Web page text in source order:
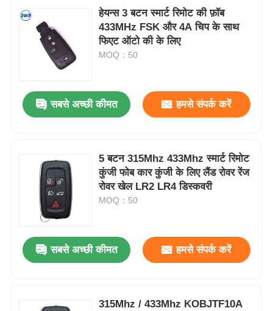
हेयन्स 3 बटन स्मार्ट रिमोट की फ़ॉब
433MHz FSK और 4A चिप के साथ
फिएट ऑटो की के लिए
MOQ：50
सबसे अच्छी कीमत हमसे संपर्क करें
5 बटन 315Mhz 433Mhz स्मार्ट रिमोट
कुंजी फोब कार कुंजी के लिए लैंड रोवर रेंज
रोवर खेल LR2 LR4 डिस्कवरी
MOQ：50
सबसे अच्छी कीमत हमसे संपर्क करें
315Mhz / 433Mhz KOBJTF10A